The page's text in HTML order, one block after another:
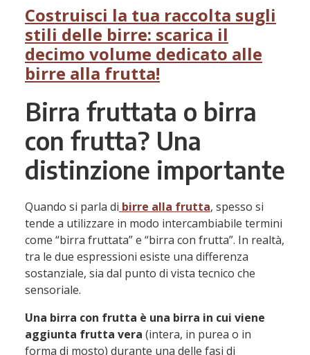
Costruisci la tua raccolta sugli
stili delle birre: scarica il
decimo volume dedicato alle
birre alla frutta!
Birra fruttata o birra
con frutta? Una
distinzione importante
Quando si parla di birre alla frutta, spesso si
tende a utilizzare in modo intercambiabile termini
come “birra fruttata” e “birra con frutta”. In realtà,
tra le due espressioni esiste una differenza
sostanziale, sia dal punto di vista tecnico che
sensoriale.
Una birra con frutta è una birra in cui viene
aggiunta frutta vera (intera, in purea o in
forma di mosto) durante una delle fasi di